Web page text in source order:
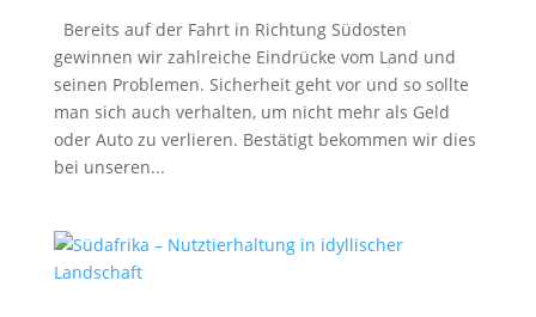
Bereits auf der Fahrt in Richtung Südosten
gewinnen wir zahlreiche Eindrücke vom Land und
seinen Problemen. Sicherheit geht vor und so sollte
man sich auch verhalten, um nicht mehr als Geld
oder Auto zu verlieren. Bestätigt bekommen wir dies
bei unseren...